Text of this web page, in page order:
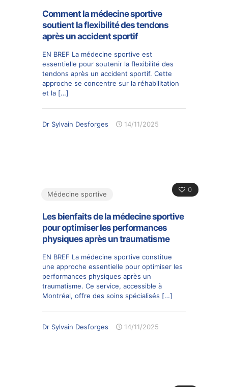
Comment la médecine sportive
soutient la flexibilité des tendons
après un accident sportif
EN BREF La médecine sportive est
essentielle pour soutenir la flexibilité des
tendons après un accident sportif. Cette
approche se concentre sur la réhabilitation
et la […]
Dr Sylvain Desforges 14/11/2025
0
Médecine sportive
Les bienfaits de la médecine sportive
pour optimiser les performances
physiques après un traumatisme
EN BREF La médecine sportive constitue
une approche essentielle pour optimiser les
performances physiques après un
traumatisme. Ce service, accessible à
Montréal, offre des soins spécialisés […]
Dr Sylvain Desforges 14/11/2025